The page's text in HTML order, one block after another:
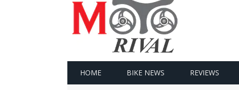
HOME BIKE NEWS REVIEWS